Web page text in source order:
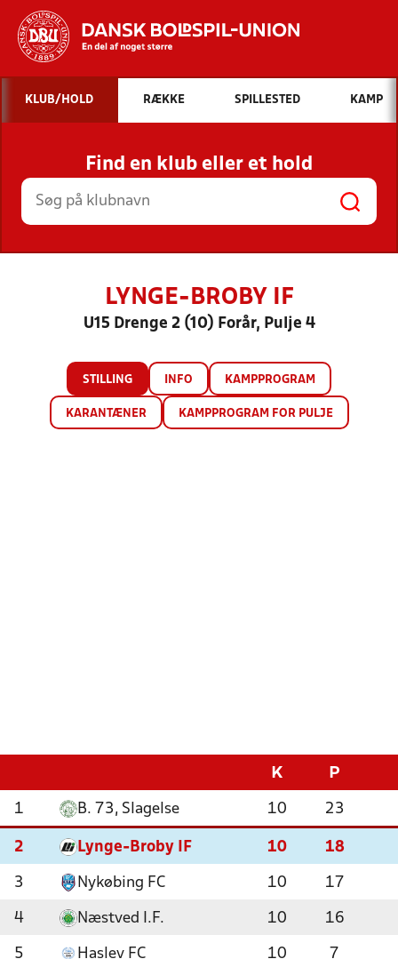
Hvad vil du søge efter?
INDHOLD OG NYHEDER
STILLINGER, RESULTATER, KLUBBER OG
HOLD
KLUB/HOLD RÆKKE SPILLESTED KAMP
Find en klub eller et hold
LYNGE-BROBY IF
U15 Drenge 2 (10) Forår, Pulje 4
STILLING INFO KAMPPROGRAM
KARANTÆNER KAMPPROGRAM FOR PULJE
K P
1 B. 73, Slagelse 10 23
2 Lynge-Broby IF 10 18
3 Nykøbing FC 10 17
4 Næstved I.F. 10 16
5 Haslev FC 10 7